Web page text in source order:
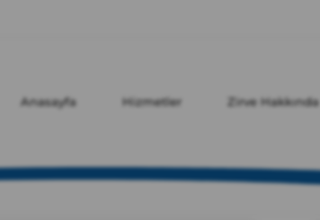
Anasayfa Hizmetler Zirve Hakkında